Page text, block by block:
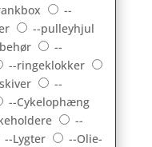
--
--pulleyhjul
--
--ringeklokker
--
--Cykelophæng
--
--Lygter
--Olie-